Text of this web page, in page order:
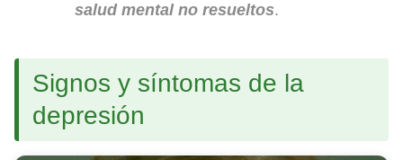
salud mental no resueltos.
Signos y síntomas de la
depresión